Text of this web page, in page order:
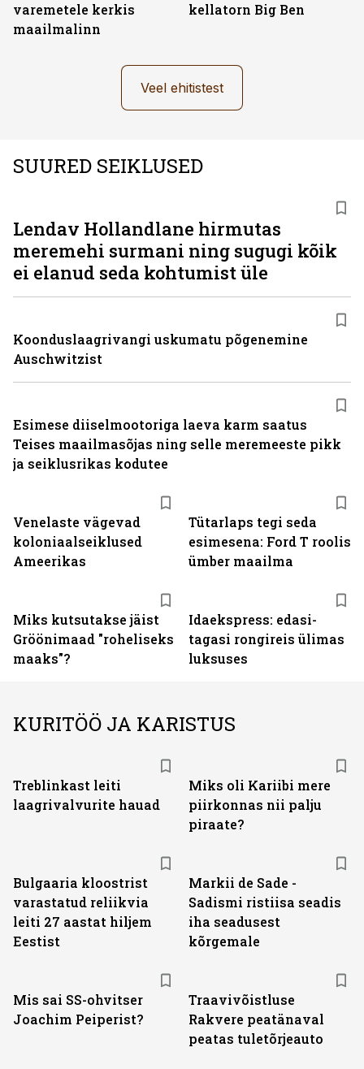
varemetele kerkis
maailmalinn
kellatorn Big Ben
Veel ehitistest
SUURED SEIKLUSED
Venelaste vägevad
koloniaalseiklused
Ameerikas
Tütarlaps tegi seda
esimesena: Ford T roolis
ümber maailma
Miks kutsutakse jäist
Gröönimaad "roheliseks
maaks"?
Idaekspress: edasi-
tagasi rongireis ülimas
luksuses
Lendav Hollandlane hirmutas
meremehi surmani ning sugugi kõik
ei elanud seda kohtumist üle
Koonduslaagrivangi uskumatu põgenemine
Auschwitzist
Esimese diiselmootoriga laeva karm saatus
Teises maailmasõjas ning selle meremeeste pikk
ja seiklusrikas kodutee
KURITÖÖ JA KARISTUS
Treblinkast leiti
laagrivalvurite hauad
Miks oli Kariibi mere
piirkonnas nii palju
piraate?
Bulgaaria kloostrist
varastatud reliikvia
leiti 27 aastat hiljem
Eestist
Markii de Sade -
Sadismi ristiisa seadis
iha seadusest
kõrgemale
Mis sai SS-ohvitser
Joachim Peiperist?
Traavivõistluse
Rakvere peatänaval
peatas tuletõrjeauto